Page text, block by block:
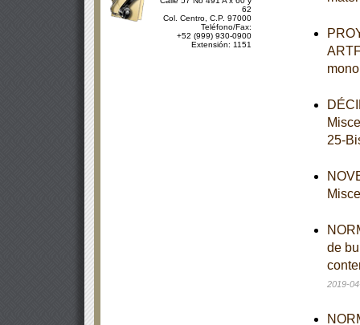
62
Col. Centro, C.P. 97000
Teléfono/Fax:
+52 (999) 930-0900
Extensión: 1151
25-
de
2019-